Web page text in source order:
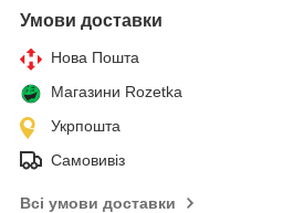
Умови доставки
Нова Пошта
Магазини Rozetka
Укрпошта
Самовивіз
Всі умови доставки